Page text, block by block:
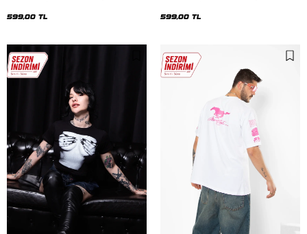
599,00 TL 599,00 TL